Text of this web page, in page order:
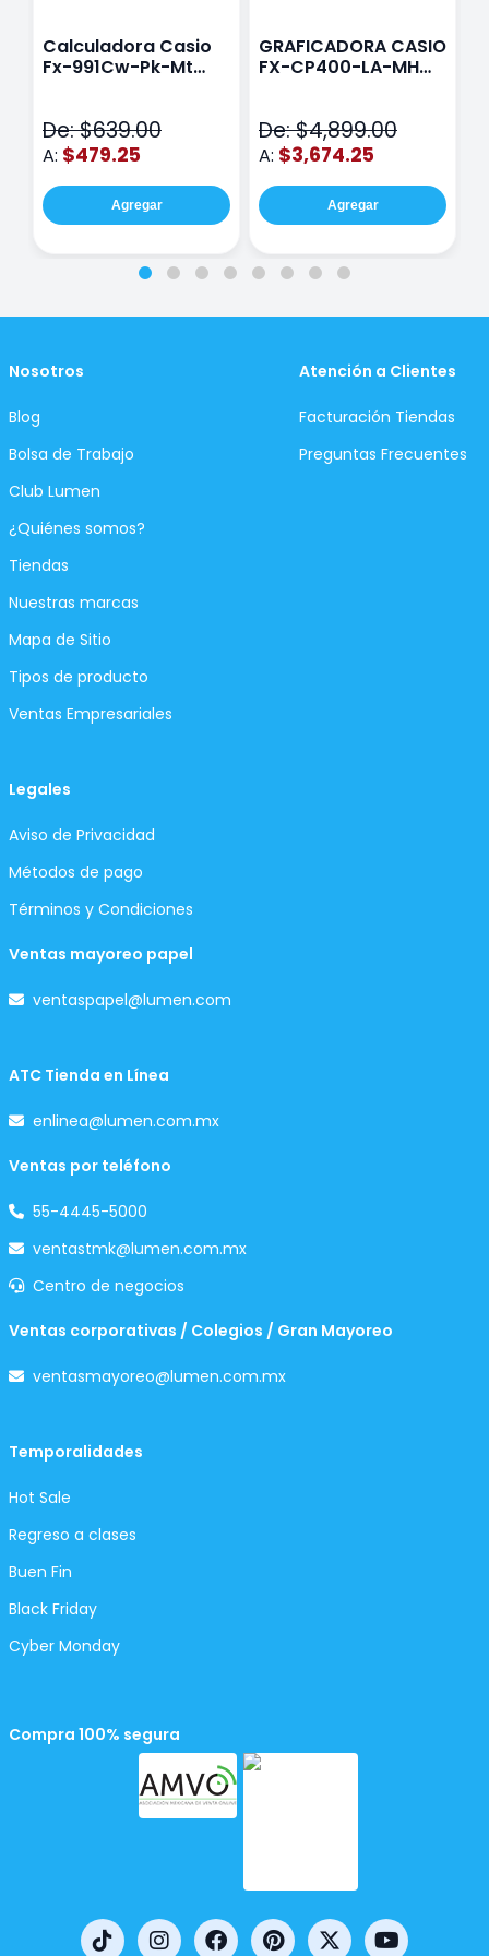
Calculadora Casio
Fx-991Cw-Pk-Mt
De: $639.00
A: $479.25
Agregar
GRAFICADORA CASIO
FX-CP400-LA-MH
De: $4,899.00
A: $3,674.25
Agregar
Nosotros
Blog
Bolsa de Trabajo
Club Lumen
¿Quiénes somos?
Tiendas
Nuestras marcas
Mapa de Sitio
Tipos de producto
Ventas Empresariales
Atención a Clientes
Facturación Tiendas
Preguntas Frecuentes
Legales
Aviso de Privacidad
Métodos de pago
Términos y Condiciones
Ventas mayoreo papel
ventaspapel@lumen.com
ATC Tienda en Línea
enlinea@lumen.com.mx
Ventas por teléfono
55-4445-5000
ventastmk@lumen.com.mx
Centro de negocios
Ventas corporativas / Colegios / Gran Mayoreo
ventasmayoreo@lumen.com.mx
Temporalidades
Hot Sale
Regreso a clases
Buen Fin
Black Friday
Cyber Monday
Compra 100% segura